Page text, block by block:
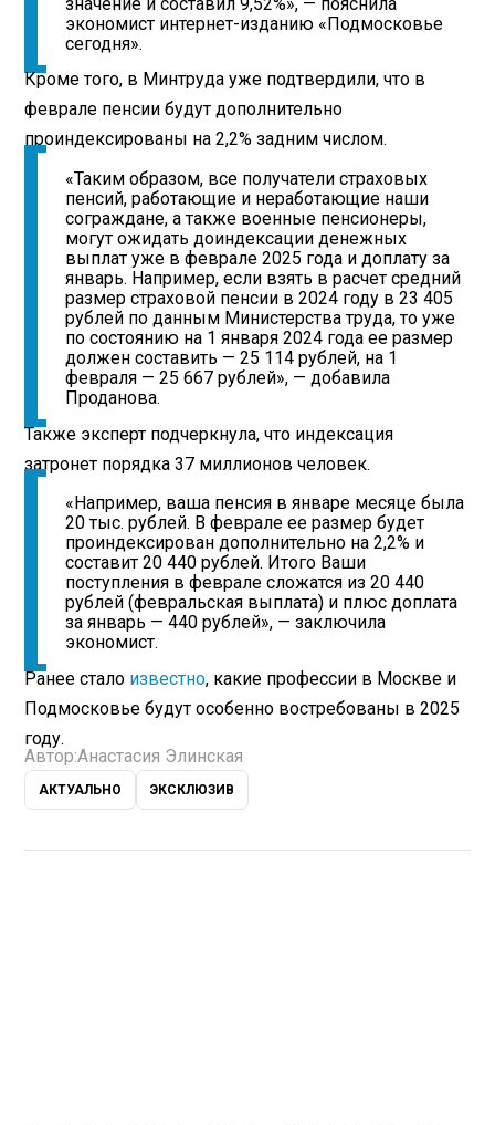
экономист интернет-изданию «Подмосковье
сегодня».
Кроме того, в Минтруда уже подтвердили, что в
феврале пенсии будут дополнительно
проиндексированы на 2,2% задним числом.
«Таким образом, все получатели страховых
пенсий, работающие и неработающие наши
сограждане, а также военные пенсионеры,
могут ожидать доиндексации денежных
выплат уже в феврале 2025 года и доплату за
январь. Например, если взять в расчет средний
размер страховой пенсии в 2024 году в 23 405
рублей по данным Министерства труда, то уже
по состоянию на 1 января 2024 года ее размер
должен составить — 25 114 рублей, на 1
февраля — 25 667 рублей», — добавила
Проданова.
Также эксперт подчеркнула, что индексация
затронет порядка 37 миллионов человек.
«Например, ваша пенсия в январе месяце была
20 тыс. рублей. В феврале ее размер будет
проиндексирован дополнительно на 2,2% и
составит 20 440 рублей. Итого Ваши
поступления в феврале сложатся из 20 440
рублей (февральская выплата) и плюс доплата
за январь — 440 рублей», — заключила
экономист.
Ранее стало известно, какие профессии в Москве и
Подмосковье будут особенно востребованы в 2025
году.
Автор:Анастасия Элинская
АКТУАЛЬНО ЭКСКЛЮЗИВ